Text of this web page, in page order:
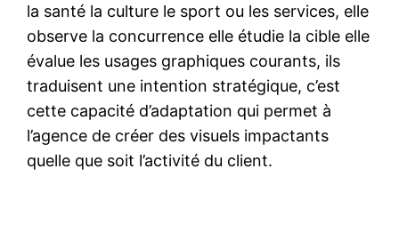
la santé la culture le sport ou les services, elle
observe la concurrence elle étudie la cible elle
évalue les usages graphiques courants, ils
traduisent une intention stratégique, c’est
cette capacité d’adaptation qui permet à
l’agence de créer des visuels impactants
quelle que soit l’activité du client.